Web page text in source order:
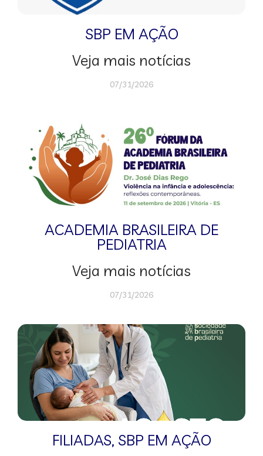
SBP EM AÇÃO
Veja mais notícias
07/31/2026
ACADEMIA BRASILEIRA DE
PEDIATRIA
Veja mais notícias
07/31/2026
FILIADAS, SBP EM AÇÃO